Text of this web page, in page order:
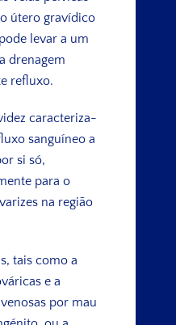
útero gravídico
levar a um
drenagem
refluxo.
caracteriza-
sanguíneo a
si só,
para o
na região
tais como a
e a
por mau